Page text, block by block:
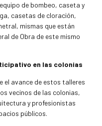
de bombeo, caseta y
casetas de cloración,
mismas que están
de Obra de este mismo
en las colonias
el avance de estos talleres
vecinos de las colonias,
y profesionistas
públicos.